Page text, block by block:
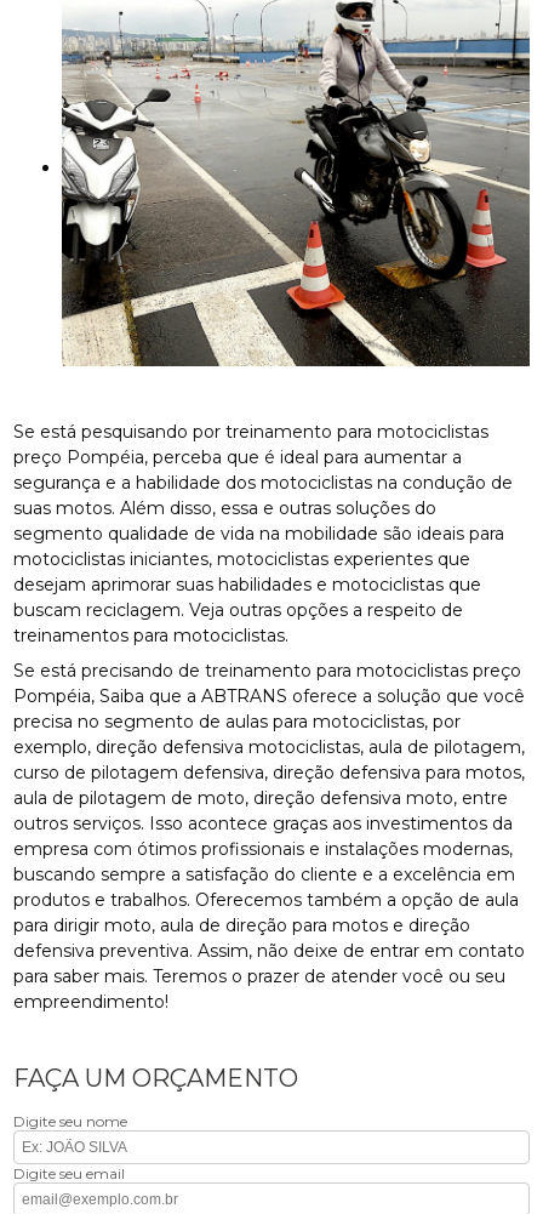
Se está pesquisando por treinamento para motociclistas
preço Pompéia, perceba que é ideal para aumentar a
segurança e a habilidade dos motociclistas na condução de
suas motos. Além disso, essa e outras soluções do
segmento qualidade de vida na mobilidade são ideais para
motociclistas iniciantes, motociclistas experientes que
desejam aprimorar suas habilidades e motociclistas que
buscam reciclagem. Veja outras opções a respeito de
treinamentos para motociclistas.
Se está precisando de treinamento para motociclistas preço
Pompéia, Saiba que a ABTRANS oferece a solução que você
precisa no segmento de aulas para motociclistas, por
exemplo, direção defensiva motociclistas, aula de pilotagem,
curso de pilotagem defensiva, direção defensiva para motos,
aula de pilotagem de moto, direção defensiva moto, entre
outros serviços. Isso acontece graças aos investimentos da
empresa com ótimos profissionais e instalações modernas,
buscando sempre a satisfação do cliente e a excelência em
produtos e trabalhos. Oferecemos também a opção de aula
para dirigir moto, aula de direção para motos e direção
defensiva preventiva. Assim, não deixe de entrar em contato
para saber mais. Teremos o prazer de atender você ou seu
empreendimento!
FAÇA UM ORÇAMENTO
Digite seu nome
Digite seu email